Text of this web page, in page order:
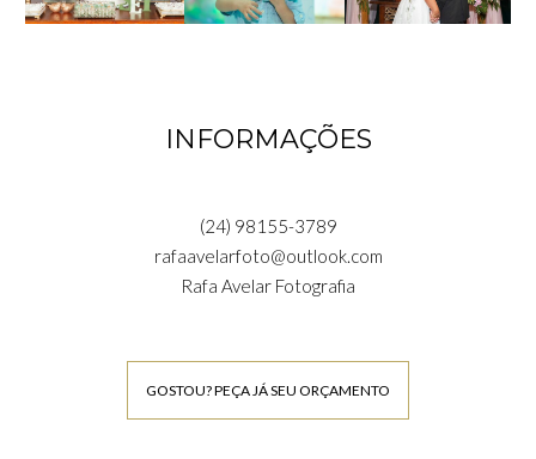
INFORMAÇÕES
(24) 98155-3789
rafaavelarfoto@outlook.com
Rafa Avelar Fotografia
GOSTOU? PEÇA JÁ SEU ORÇAMENTO